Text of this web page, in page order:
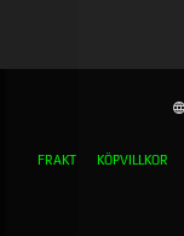
FRAKT KÖPVILLKOR